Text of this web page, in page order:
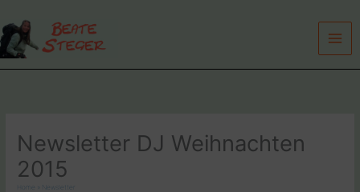
Inhalt
springen
Newsletter DJ Weihnachten
2015
Home Newsletter